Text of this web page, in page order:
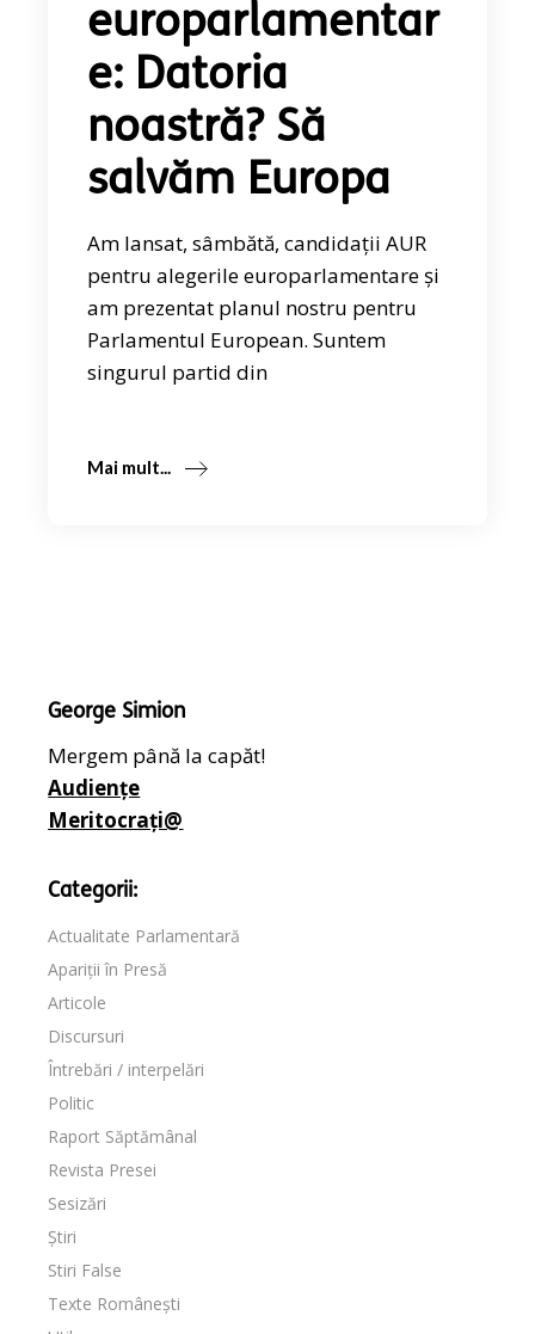
europarlamentar
e: Datoria
noastră? Să
salvăm Europa
Am lansat, sâmbătă, candidații AUR
pentru alegerile europarlamentare și
am prezentat planul nostru pentru
Parlamentul European. Suntem
singurul partid din
Mai mult...
George Simion
Mergem până la capăt!
Audiențe
Meritocrați@
Categorii:
Actualitate Parlamentară
Apariții în Presă
Articole
Discursuri
Întrebări / interpelări
Politic
Raport Săptămânal
Revista Presei
Sesizări
Știri
Stiri False
Texte Românești